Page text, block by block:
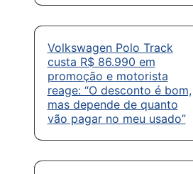
Volkswagen Polo Track
custa R$ 86.990 em
promoção e motorista
reage: “O desconto é bom,
mas depende de quanto
vão pagar no meu usado”